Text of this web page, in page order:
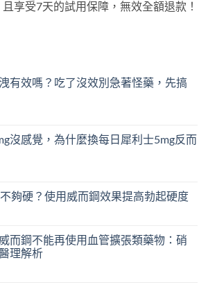
享受7天的試用保障，無效全額退款！
有效嗎？吃了沒效別急著怪藥，先搞
沒感覺，為什麼換每日犀利士5mg反而
夠硬？使用威而鋼效果提高勃起硬度
而鋼不能再使用血管擴張類藥物：硝
理解析